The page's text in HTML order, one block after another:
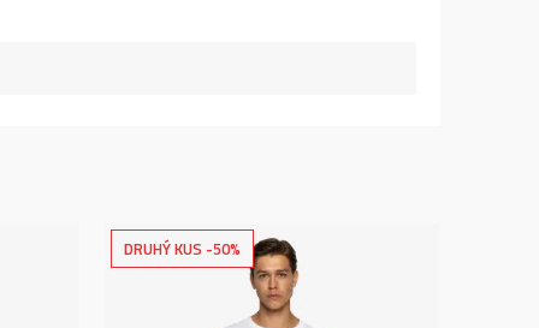
DRUHÝ KUS -50%